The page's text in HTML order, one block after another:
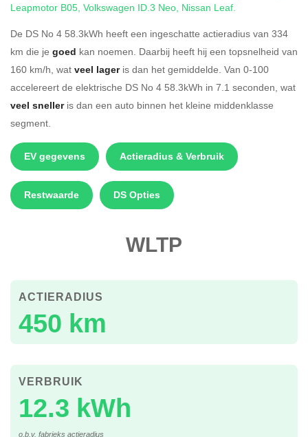
Leapmotor B05, Volkswagen ID.3 Neo, Nissan Leaf.
De DS No 4 58.3kWh heeft een ingeschatte actieradius van 334
km die je goed kan noemen. Daarbij heeft hij een topsnelheid van
160 km/h, wat veel lageris dan het gemiddelde. Van 0-100
accelereert de elektrische DS No 4 58.3kWh in 7.1 seconden, wat
veel snelleris dan een auto binnen het kleine middenklasse
segment.
EV gegevens Actieradius & Verbruik
Restwaarde DS Opties
WLTP
450 km
ACTIERADIUS
12.3 kWh
VERBRUIK
o.b.v. fabrieks actieradius